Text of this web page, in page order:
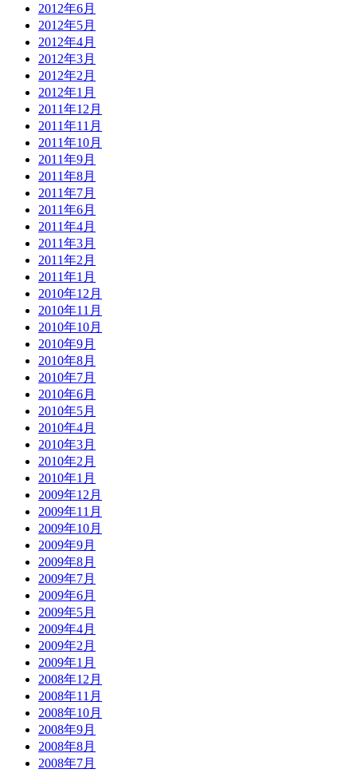
2012年6月
2012年5月
2012年4月
2012年3月
2012年2月
2012年1月
2011年12月
2011年11月
2011年10月
2011年9月
2011年8月
2011年7月
2011年6月
2011年4月
2011年3月
2011年2月
2011年1月
2010年12月
2010年11月
2010年10月
2010年9月
2010年8月
2010年7月
2010年6月
2010年5月
2010年4月
2010年3月
2010年2月
2010年1月
2009年12月
2009年11月
2009年10月
2009年9月
2009年8月
2009年7月
2009年6月
2009年5月
2009年4月
2009年2月
2009年1月
2008年12月
2008年11月
2008年10月
2008年9月
2008年8月
2008年7月